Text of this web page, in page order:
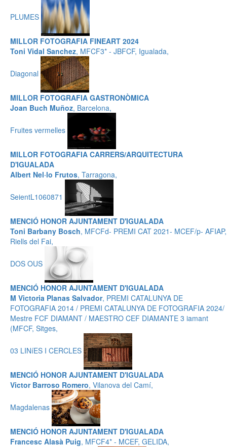
PLUMES
MILLOR FOTOGRAFIA FINEART 2024
Toni Vidal Sanchez, MFCF3* - JBFCF, Igualada,
Diagonal
MILLOR FOTOGRAFIA GASTRONÒMICA
Joan Buch Muñoz, Barcelona,
Fruites vermelles
MILLOR FOTOGRAFIA CARRERS/ARQUITECTURA
D'IGUALADA
Albert Nel·lo Frutos, Tarragona,
SeientL1060871
MENCIÓ HONOR AJUNTAMENT D'IGUALADA
Toni Barbany Bosch, MFCFd- PREMI CAT 2021- MCEF/p- AFIAP,
Riells del Fai,
DOS OUS
MENCIÓ HONOR AJUNTAMENT D'IGUALADA
M Victoria Planas Salvador, PREMI CATALUNYA DE
FOTOGRAFIA 2014 / PREMI CATALUNYA DE FOTOGRAFIA 2024/
Mestre FCF DIAMANT / MAESTRO CEF DIAMANTE 3 iamant
(MFCF, Sitges,
03 LINíES I CERCLES
MENCIÓ HONOR AJUNTAMENT D'IGUALADA
Victor Barroso Romero, Vilanova del Camí,
Magdalenas
MENCIÓ HONOR AJUNTAMENT D'IGUALADA
Francesc Alasà Puig, MFCF4* - MCEF, GELIDA,